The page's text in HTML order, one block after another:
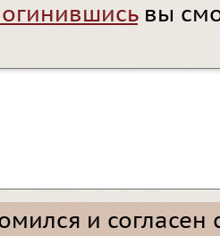
вы
и согласен